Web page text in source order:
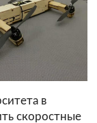
в
скоростные